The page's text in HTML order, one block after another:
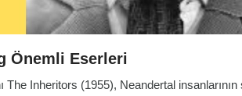
Önemli Eserleri
The Inheritors (1955), Neandertal